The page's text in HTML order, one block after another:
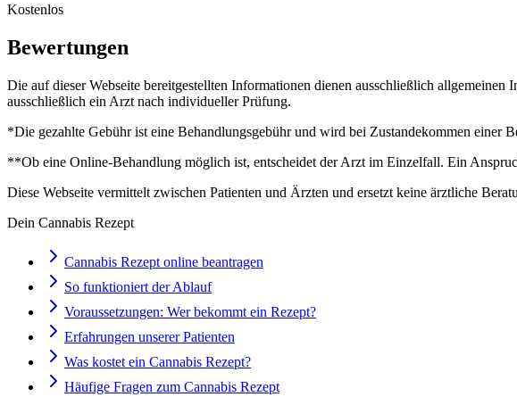
Kostenlos
Bewertungen
Die auf dieser Webseite bereitgestellten Informationen dienen ausschließlich
ausschließlich ein Arzt nach individueller Prüfung.
*Die gezahlte Gebühr ist eine Behandlungsgebühr und wird bei Zustandekommen einer
**Ob eine Online-Behandlung möglich ist, entscheidet der Arzt im Einzelfall. Ein
Diese Webseite vermittelt zwischen Patienten und Ärzten und ersetzt keine ärztliche
Dein Cannabis Rezept
Cannabis Rezept online beantragen
So funktioniert der Ablauf
Voraussetzungen: Wer bekommt ein Rezept?
Erfahrungen unserer Patienten
Was kostet ein Cannabis Rezept?
Häufige Fragen zum Cannabis Rezept